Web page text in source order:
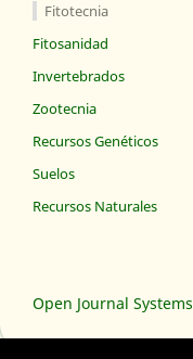
Fitotecnia
Fitosanidad
Invertebrados
Zootecnia
Recursos Genéticos
Suelos
Recursos Naturales
Open Journal Systems